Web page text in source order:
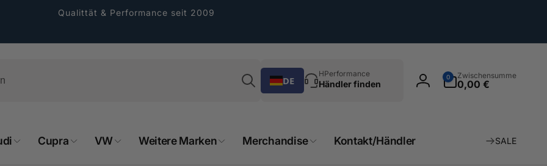
Qualittät & Performance seit 2009
Suchen
DE
HPerformance
Händler finden Einloggen
0
Artikel
Zwischensumme
0,00 €
Cupra VW Weitere Marken Merchandise Kontakt/Händler SALE
GmbH